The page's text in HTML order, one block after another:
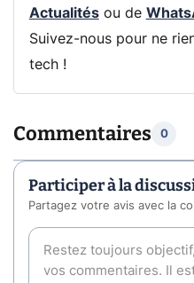
Actualitésou de
Suivez-nous pour ne
tech !
Commentaires 0
Participer à la
Partagez votre avis avec la